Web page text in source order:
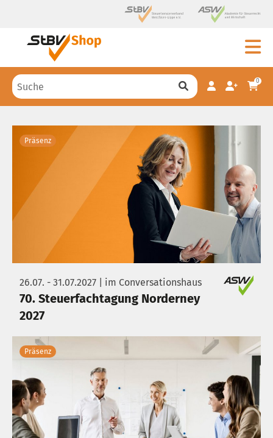
0
Präsenz
26.07. - 31.07.2027 | im Conversationshaus
70. Steuerfachtagung Norderney
2027
Präsenz